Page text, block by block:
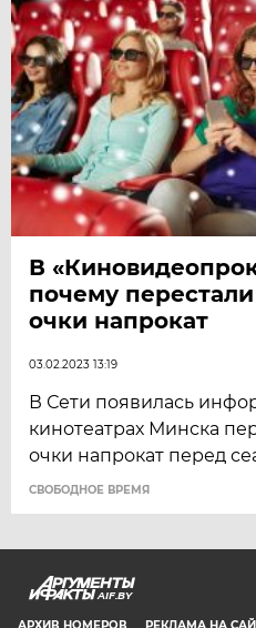
В
почему
очки напрокат
03.02.2023 13:19
В Сети появилась
кинотеатрах Минска
очки напрокат перед
CВОБОДНОЕ ВРЕМЯ
AIF.BY